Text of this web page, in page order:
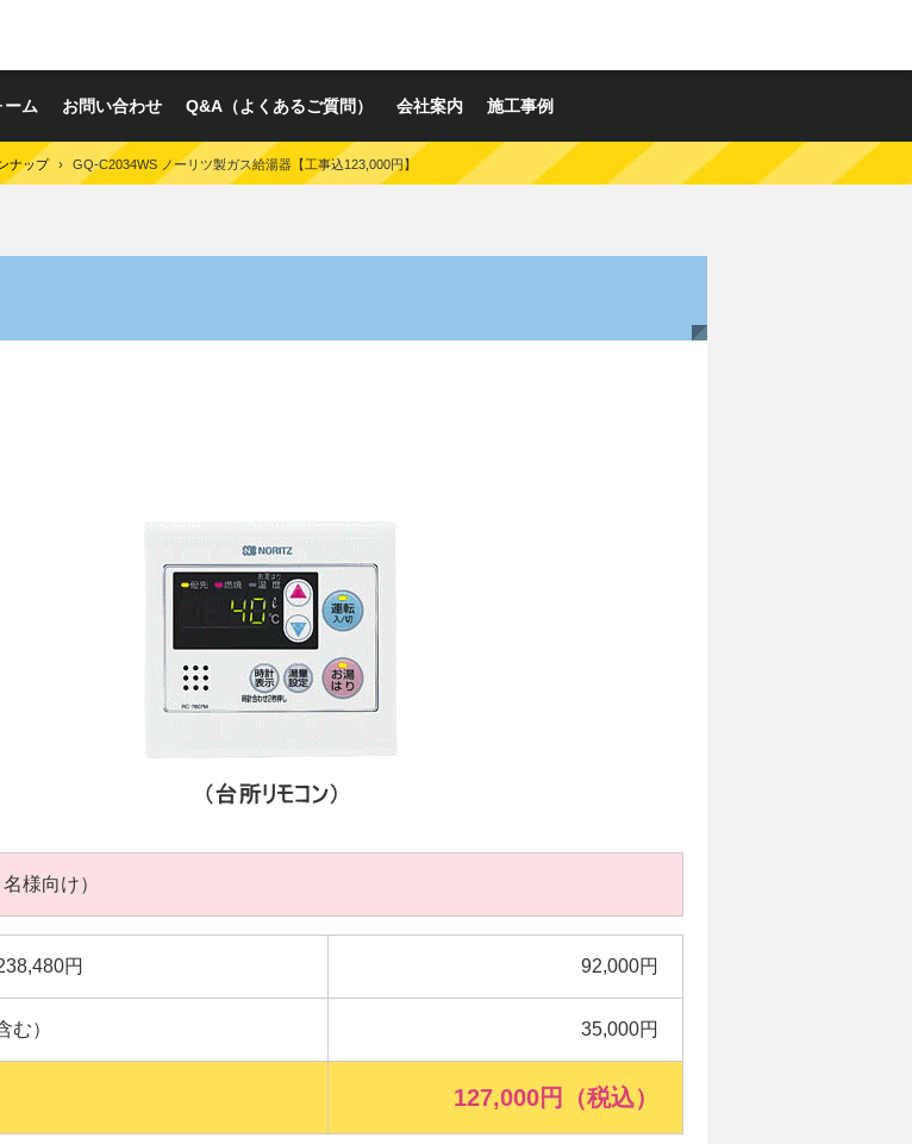
ーム お問い合わせ Q&A（よくあるご質問） 会社案内 施工事例
ナップ › GQ-C2034WS ノーリツ製ガス給湯器【工事込123,000円】
様向け）
円 92,000円
む） 35,000円
127,000円（税込）